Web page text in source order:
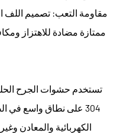
مقاومة التعب: تصميم اللف
ممتازة مضادة للاهتزاز
تستخدم حشوات الجرح
304 على نطاق واسع في
الكهربائية والمعادن